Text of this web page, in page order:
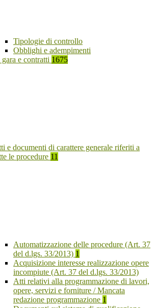
Tipologie di controllo
Obblighi e adempimenti
e contratti 1675
e documenti di carattere generale riferiti a
le procedure 11
Automatizzazione delle procedure (Art. 37
del d.lgs. 33/2013) 1
Acquisizione interesse realizzazione opere
incompiute (Art. 37 del d.lgs. 33/2013)
Atti relativi alla programmazione di lavori,
opere, servizi e forniture / Mancata
redazione programmazione 1